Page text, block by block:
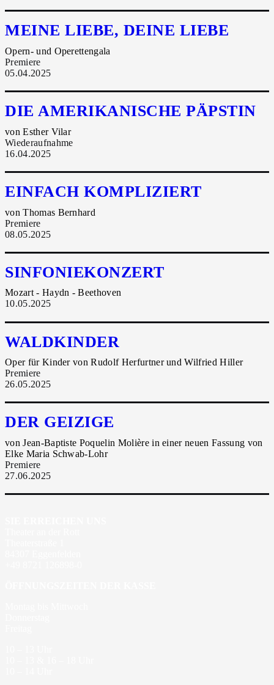
MEINE LIEBE, DEINE LIEBE
Opern- und Operettengala
Premiere
05.04.2025
DIE AMERIKANISCHE PÄPSTIN
von Esther Vilar
Wiederaufnahme
16.04.2025
EINFACH KOMPLIZIERT
von Thomas Bernhard
Premiere
08.05.2025
SINFONIEKONZERT
Mozart - Haydn - Beethoven
10.05.2025
WALDKINDER
Oper für Kinder von Rudolf Herfurtner und Wilfried Hiller
Premiere
26.05.2025
DER GEIZIGE
von Jean-Baptiste Poquelin Molière in einer neuen Fassung von
Elke Maria Schwab-Lohr
Premiere
27.06.2025